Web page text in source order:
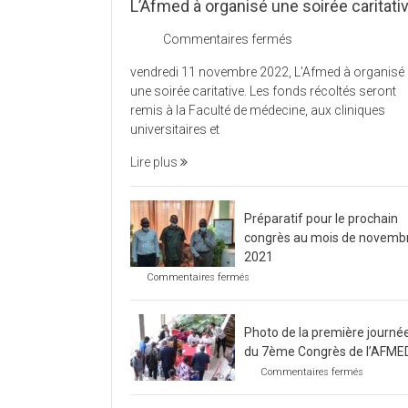
L’Afmed à organisé une soirée
Commentaires fermés
à
organisé
une
vendredi 11 novembre 2022, L’Afmed à organisé
une soirée caritative. Les fonds récoltés seront
remis à la Faculté de médecine, aux cliniques
universitaires et
Lire plus
Préparatif pour le prochain
congrès au mois de
2021
Commentaires fermés
prochain
congrès
mois
de
Photo de la première
du 7ème Congrès de
Commentaires fermés